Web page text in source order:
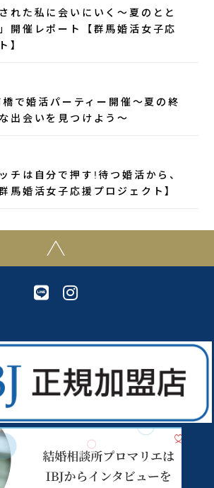
れた私に会いにいく〜夏のとと
開催レポート【群馬婚活女子応
】
で婚活パーティー開催〜夏の終
出会いを見つけよう〜
チは自分で押す!待つ婚活から、
馬婚活女子応援プロジェクト】